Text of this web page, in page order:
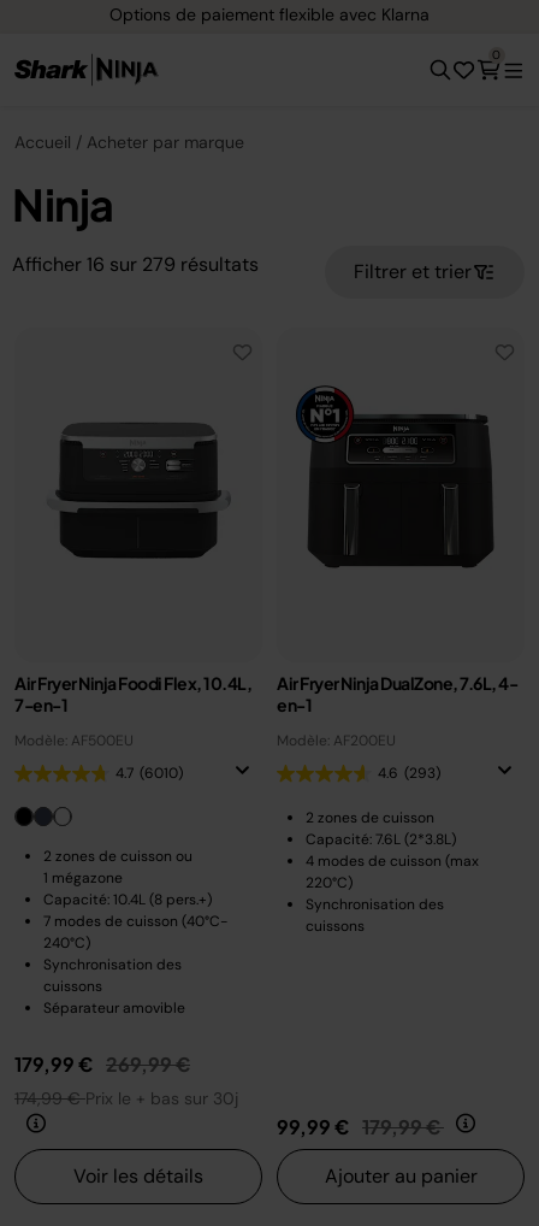
Options de paiement flexible avec Klarna
0
Accueil Acheter par marque
Ninja
Afficher 16 sur 279 résultats Filtrer et trier
Air Fryer Ninja Foodi Flex, 10.4L,
7-en-1
Modèle: AF500EU
4.7 (6010)
2 zones de cuisson ou
1 mégazone
Capacité: 10.4L (8 pers.+)
7 modes de cuisson (40°C-
240°C)
Synchronisation des
cuissons
Séparateur amovible
179,99 € Prix réduit de
269,99 €au
174,99 €Prix le + bas sur 30j
Voir les détails
Air Fryer Ninja DualZone, 7.6L, 4-
en-1
Modèle: AF200EU
4.6 (293)
2 zones de cuisson
Capacité: 7.6L (2*3.8L)
4 modes de cuisson (max
220°C)
Synchronisation des
cuissons
99,99 € Prix réduit de
179,99 € au
Ajouter au panier